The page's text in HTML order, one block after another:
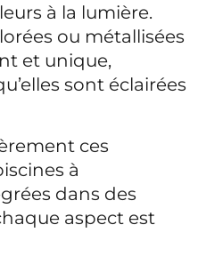
à la lumière.
ou métallisées
et unique,
sont éclairées
ces
à
dans des
aspect est